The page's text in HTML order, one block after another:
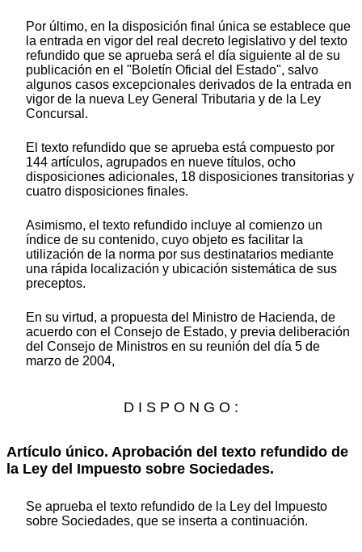
Por último, en la disposición final única se establece que
la entrada en vigor del real decreto legislativo y del texto
refundido que se aprueba será el día siguiente al de su
publicación en el "Boletín Oficial del Estado", salvo
algunos casos excepcionales derivados de la entrada en
vigor de la nueva Ley General Tributaria y de la Ley
Concursal.
El texto refundido que se aprueba está compuesto por
144 artículos, agrupados en nueve títulos, ocho
disposiciones adicionales, 18 disposiciones transitorias y
cuatro disposiciones finales.
Asimismo, el texto refundido incluye al comienzo un
índice de su contenido, cuyo objeto es facilitar la
utilización de la norma por sus destinatarios mediante
una rápida localización y ubicación sistemática de sus
preceptos.
En su virtud, a propuesta del Ministro de Hacienda, de
acuerdo con el Consejo de Estado, y previa deliberación
del Consejo de Ministros en su reunión del día 5 de
marzo de 2004,
D I S P O N G O :
Artículo único. Aprobación del texto refundido de
la Ley del Impuesto sobre Sociedades.
Se aprueba el texto refundido de la Ley del Impuesto
sobre Sociedades, que se inserta a continuación.